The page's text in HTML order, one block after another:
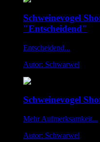
Schweinevogel
"Entscheidend"
Entscheidend...
Autor: Schwarwel
Schweinevogel
Mehr Aufmerksamkeit...
Autor: Schwarwel